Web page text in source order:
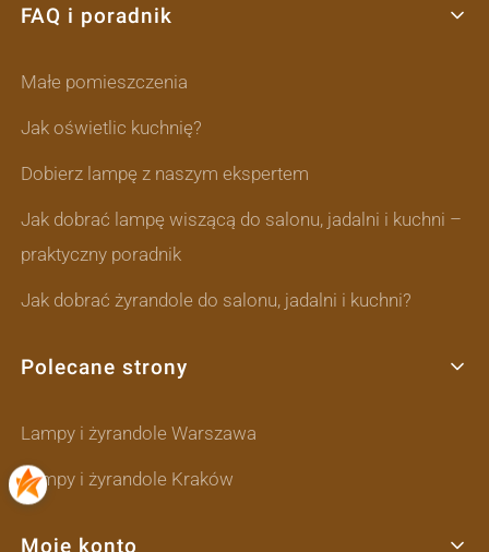
FAQ i poradnik
Małe pomieszczenia
Jak oświetlic kuchnię?
Dobierz lampę z naszym ekspertem
Jak dobrać lampę wiszącą do salonu, jadalni i kuchni –
praktyczny poradnik
Jak dobrać żyrandole do salonu, jadalni i kuchni?
Polecane strony
Lampy i żyrandole Warszawa
Lampy i żyrandole Kraków
Moje konto